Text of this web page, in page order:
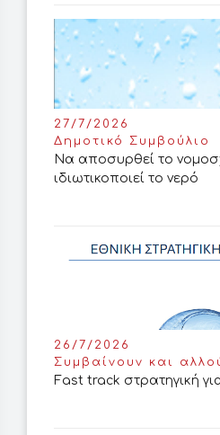
27/7/2026
Δημοτικό Συμβούλιο
Να αποσυρθεί το
ιδιωτικοποιεί το νερό
26/7/2026
Συμβαίνουν και
Fast track στρατηγική